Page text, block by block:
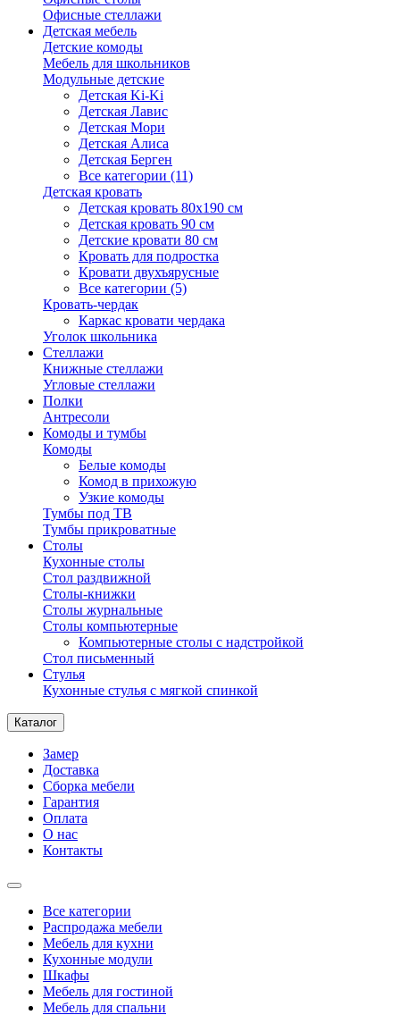
Офисные стеллажи
Детская мебель
Детские комоды
Мебель для школьников
Модульные детские
Детская Ki-Ki
Детская Лавис
Детская Мори
Детская Алиса
Детская Берген
Все категории (11)
Детская кровать
Детская кровать 80х190 см
Детская кровать 90 см
Детские кровати 80 см
Кровать для подростка
Кровати двухъярусные
Все категории (5)
Кровать-чердак
Каркас кровати чердака
Уголок школьника
Стеллажи
Книжные стеллажи
Угловые стеллажи
Полки
Антресоли
Комоды и тумбы
Комоды
Белые комоды
Комод в прихожую
Узкие комоды
Тумбы под ТВ
Тумбы прикроватные
Столы
Кухонные столы
Стол раздвижной
Столы-книжки
Столы журнальные
Столы компьютерные
Компьютерные столы с надстройкой
Стол письменный
Стулья
Кухонные стулья с мягкой спинкой
Каталог
Замер
Доставка
Сборка мебели
Гарантия
Оплата
О нас
Контакты
Все категории
Распродажа мебели
Мебель для кухни
Кухонные модули
Шкафы
Мебель для гостиной
Мебель для спальни